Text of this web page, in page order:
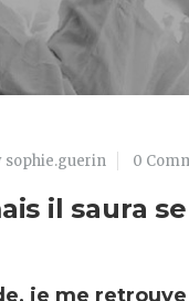
sophie.guerin 0
il saura
je me